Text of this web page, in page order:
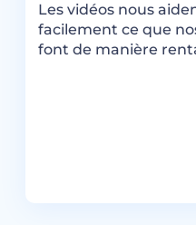
Les vidéos nous
facilement ce que
font de manière